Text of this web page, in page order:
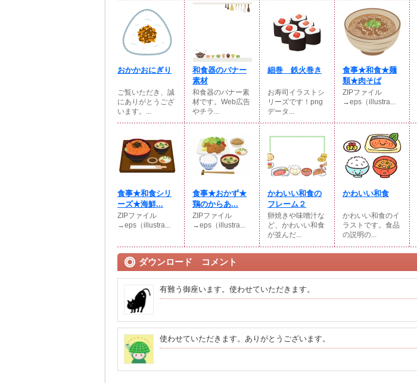
おかかおにぎり
ご覧いただき、誠
にありがとうござ
います。...
和食器のバナー
素材
和食器のバナー素
材です。Web広告
やチラ...
細巻 鉄火巻き
お寿司イラストシ
リーズです！png
データ...
食事★和食★麺
類★肉そば
ZIPファイル
→eps（illustra...
食事★和食シリ
ーズ★海鮮...
ZIPファイル
→eps（illustra...
食事★おかず★
鶏のからあ...
ZIPファイル
→eps（illustra...
かわいい和食の
フレーム２
卵焼きや味噌汁な
ど、かわいい和食
が並んだ...
かわいい和食
かわいい和食のイ
ラストです。食品
の説明の...
ダウンロード コメント
有難う御座います。使わせていただきます。
使わせていただきます。ありがとうございます。